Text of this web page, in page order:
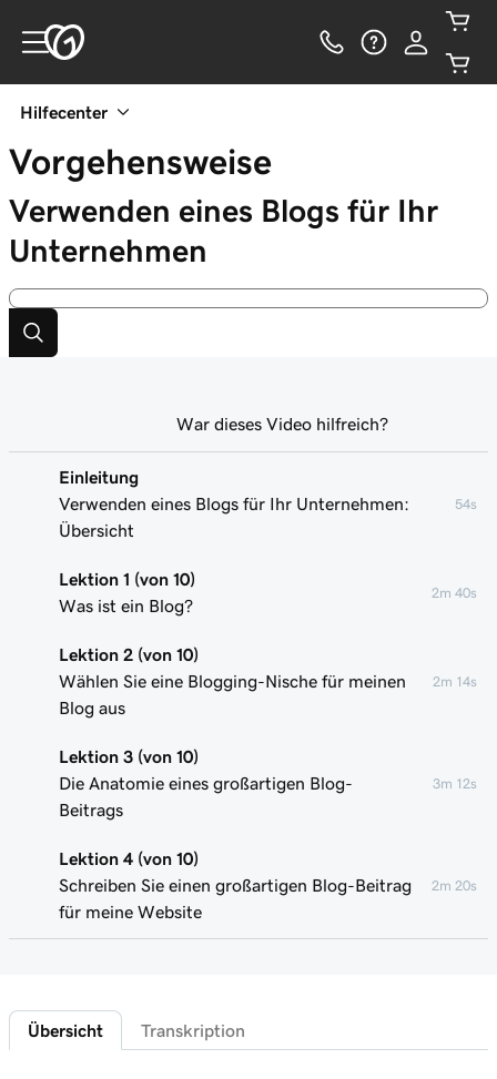
Hilfecenter
Vorgehensweise
Verwenden eines Blogs für Ihr
Unternehmen
Einleitung
Verwenden eines Blogs für Ihr Unternehmen:
Übersicht
54s
Lektion 1 (von 10)
Was ist ein Blog?
2m 40s
Lektion 2 (von 10)
Wählen Sie eine Blogging-Nische für meinen
Blog aus
2m 14s
Lektion 3 (von 10)
Die Anatomie eines großartigen Blog-
Beitrags
3m 12s
Lektion 4 (von 10)
Schreiben Sie einen großartigen Blog-Beitrag
für meine Website
2m 20s
Lektion 6 (von 10)
2m 22s
War dieses Video hilfreich?
Übersicht Transkription